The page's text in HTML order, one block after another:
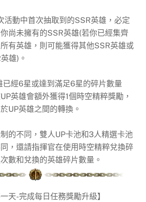
活動中首次抽取到的SSR英雄，必定
尚未擁有的SSR英雄(若你已經集齊
有英雄，則可能獲得其他SSR英雄或
英雄)。
已經6星或達到滿足6星的碎片數量
英雄會額外獲得1個時空精粹獎勵，
UP英雄之間的轉換。
的不同，雙人UP卡池和3人精選卡池
，還請指揮官在使用時空精粹兌換碎
數和兌換的英雄碎片數量。
天-完成每日任務獎勵升級】